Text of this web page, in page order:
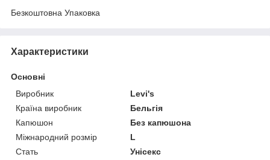
Безкоштовна Упаковка
Характеристики
Основні
Виробник
Levi's
Країна виробник
Бельгія
Капюшон
Без капюшона
Міжнародний розмір
L
Стать
Унісекс